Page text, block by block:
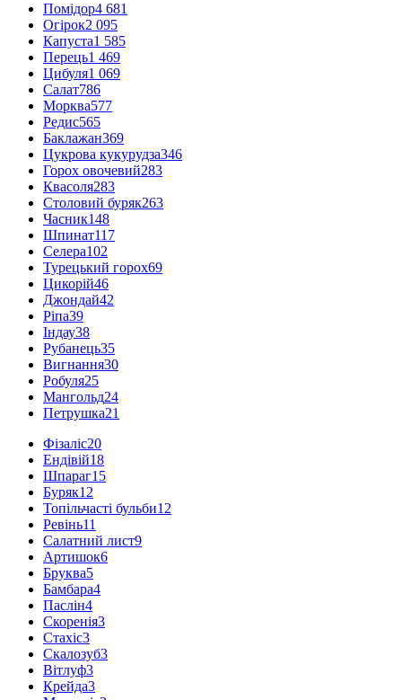
Помідор4 681
Огірок2 095
Капуста1 585
Перець1 469
Цибуля1 069
Салат786
Морква577
Редис565
Баклажан369
Цукрова кукурудза346
Горох овочевий283
Квасоля283
Столовий буряк263
Часник148
Шпинат117
Селера102
Турецький горох69
Цикорій46
Джондай42
Ріпа39
Індау38
Рубанець35
Вигнання30
Робуля25
Мангольд24
Петрушка21
Фізаліс20
Ендівій18
Шпараг15
Буряк12
Топільчасті бульби12
Ревінь11
Салатний лист9
Артишок6
Бруква5
Бамбара4
Паслін4
Скоренія3
Стахіс3
Скалозуб3
Вітлуф3
Крейда3